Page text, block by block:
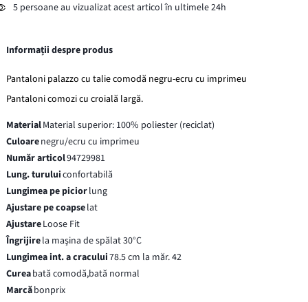
5 persoane au vizualizat acest articol în ultimele 24h
Informații despre produs
Pantaloni palazzo cu talie comodă negru-ecru cu imprimeu
Pantaloni comozi cu croială largă.
MaterialMaterial superior: 100% poliester (reciclat)
Culoarenegru/ecru cu imprimeu
Număr articol94729981
Lung. turuluiconfortabilă
Lungimea pe piciorlung
Ajustare pe coapselat
AjustareLoose Fit
Îngrijirela maşina de spălat 30°C
Lungimea int. a cracului78.5 cm la măr. 42
Cureabată comodă,bată normal
Marcăbonprix